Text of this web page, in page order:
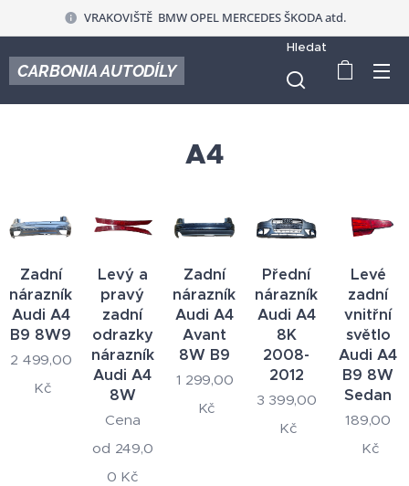
VRAKOVIŠTĚ BMW OPEL MERCEDES ŠKODA atd.
CARBONIA AUTODÍLY
Hledat
A4
Zadní
nárazník
Audi A4
B9 8W9
2 499,00
Kč
Levý a
pravý
zadní
odrazky
nárazníku
Audi A4
8W
Cena
od 249,0
0 Kč
Zadní
nárazník
Audi A4
Avant
8W B9
1 299,00
Kč
Přední
nárazník
Audi A4
8K
2008-
2012
3 399,00
Kč
Levé
zadní
vnitřní
světlo
Audi A4
B9 8W
Sedan
189,00
Kč